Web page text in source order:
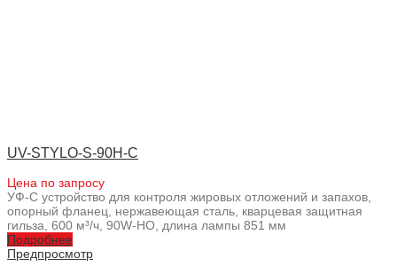
UV-STYLO-S-90H-C
Цена по запросу
УФ-С устройство для контроля жировых отложений и запахов,
опорный фланец, нержавеющая сталь, кварцевая защитная
гильза, 600 м³/ч, 90W-HO, длина лампы 851 мм
Подробнее
Предпросмотр